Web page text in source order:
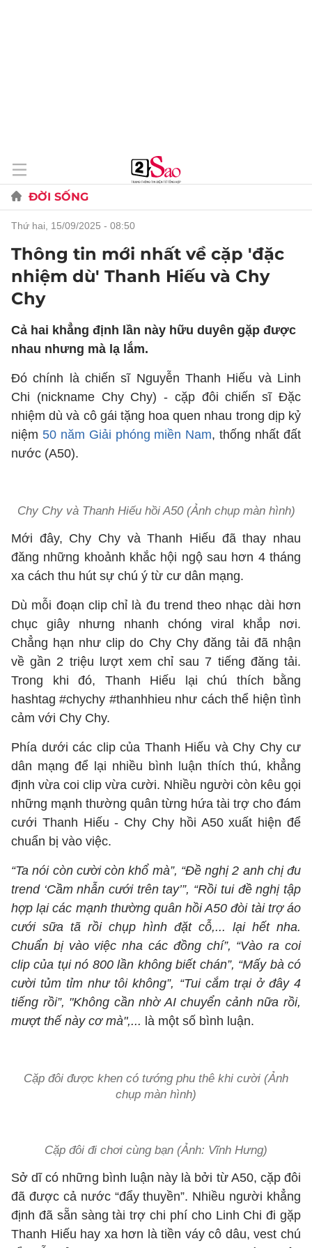
ĐỜI SỐNG
thứ hai, 15/09/2025 - 08:50
Thông tin mới nhất về cặp 'đặc
nhiệm dù' Thanh Hiếu và Chy
Chy
Cả hai khẳng định lần này hữu duyên gặp được
nhau nhưng mà lạ lắm.
Đó chính là chiến sĩ Nguyễn Thanh Hiếu và Linh
Chi (nickname Chy Chy) - cặp đôi chiến sĩ Đặc
nhiệm dù và cô gái tặng hoa quen nhau trong dịp kỷ
niệm 50 năm Giải phóng miền Nam, thống nhất đất
nước (A50).
Chy Chy và Thanh Hiếu hồi A50 (Ảnh chụp màn hình)
Mới đây, Chy Chy và Thanh Hiếu đã thay nhau
đăng những khoảnh khắc hội ngộ sau hơn 4 tháng
xa cách thu hút sự chú ý từ cư dân mạng.
Dù mỗi đoạn clip chỉ là đu trend theo nhạc dài hơn
chục giây nhưng nhanh chóng viral khắp nơi.
Chẳng hạn như clip do Chy Chy đăng tải đã nhận
về gần 2 triệu lượt xem chỉ sau 7 tiếng đăng tải.
Trong khi đó, Thanh Hiếu lại chú thích bằng
hashtag #chychy #thanhhieu như cách thể hiện tình
cảm với Chy Chy.
Phía dưới các clip của Thanh Hiếu và Chy Chy cư
dân mạng để lại nhiều bình luận thích thú, khẳng
định vừa coi clip vừa cười. Nhiều người còn kêu gọi
những mạnh thường quân từng hứa tài trợ cho đám
cưới Thanh Hiếu - Chy Chy hồi A50 xuất hiện để
chuẩn bị vào việc.
“Ta nói còn cười còn khổ mà”, “Đề nghị 2 anh chị đu
trend ‘Cầm nhẫn cưới trên tay’”, “Rồi tui đề nghị tập
hợp lại các mạnh thường quân hồi A50 đòi tài trợ áo
cưới sữa tã rồi chụp hình đặt cỗ,... lại hết nha.
Chuẩn bị vào việc nha các đồng chí”, “Vào ra coi
clip của tụi nó 800 lần không biết chán”, “Mấy bà có
cười tủm tỉm như tôi không”, “Tui cắm trại ở đây 4
tiếng rồi”, "Không cần nhờ AI chuyển cảnh nữa rồi,
mượt thế này cơ mà",... là một số bình luận.
Cặp đôi được khen có tướng phu thê khi cười (Ảnh
chụp màn hình)
Cặp đôi đi chơi cùng bạn (Ảnh: Vĩnh Hưng)
Sở dĩ có những bình luận này là bởi từ A50, cặp đôi
đã được cả nước “đẩy thuyền”. Nhiều người khẳng
định đã sẵn sàng tài trợ chi phí cho Linh Chi đi gặp
Thanh Hiếu hay xa hơn là tiền váy cô dâu, vest chú